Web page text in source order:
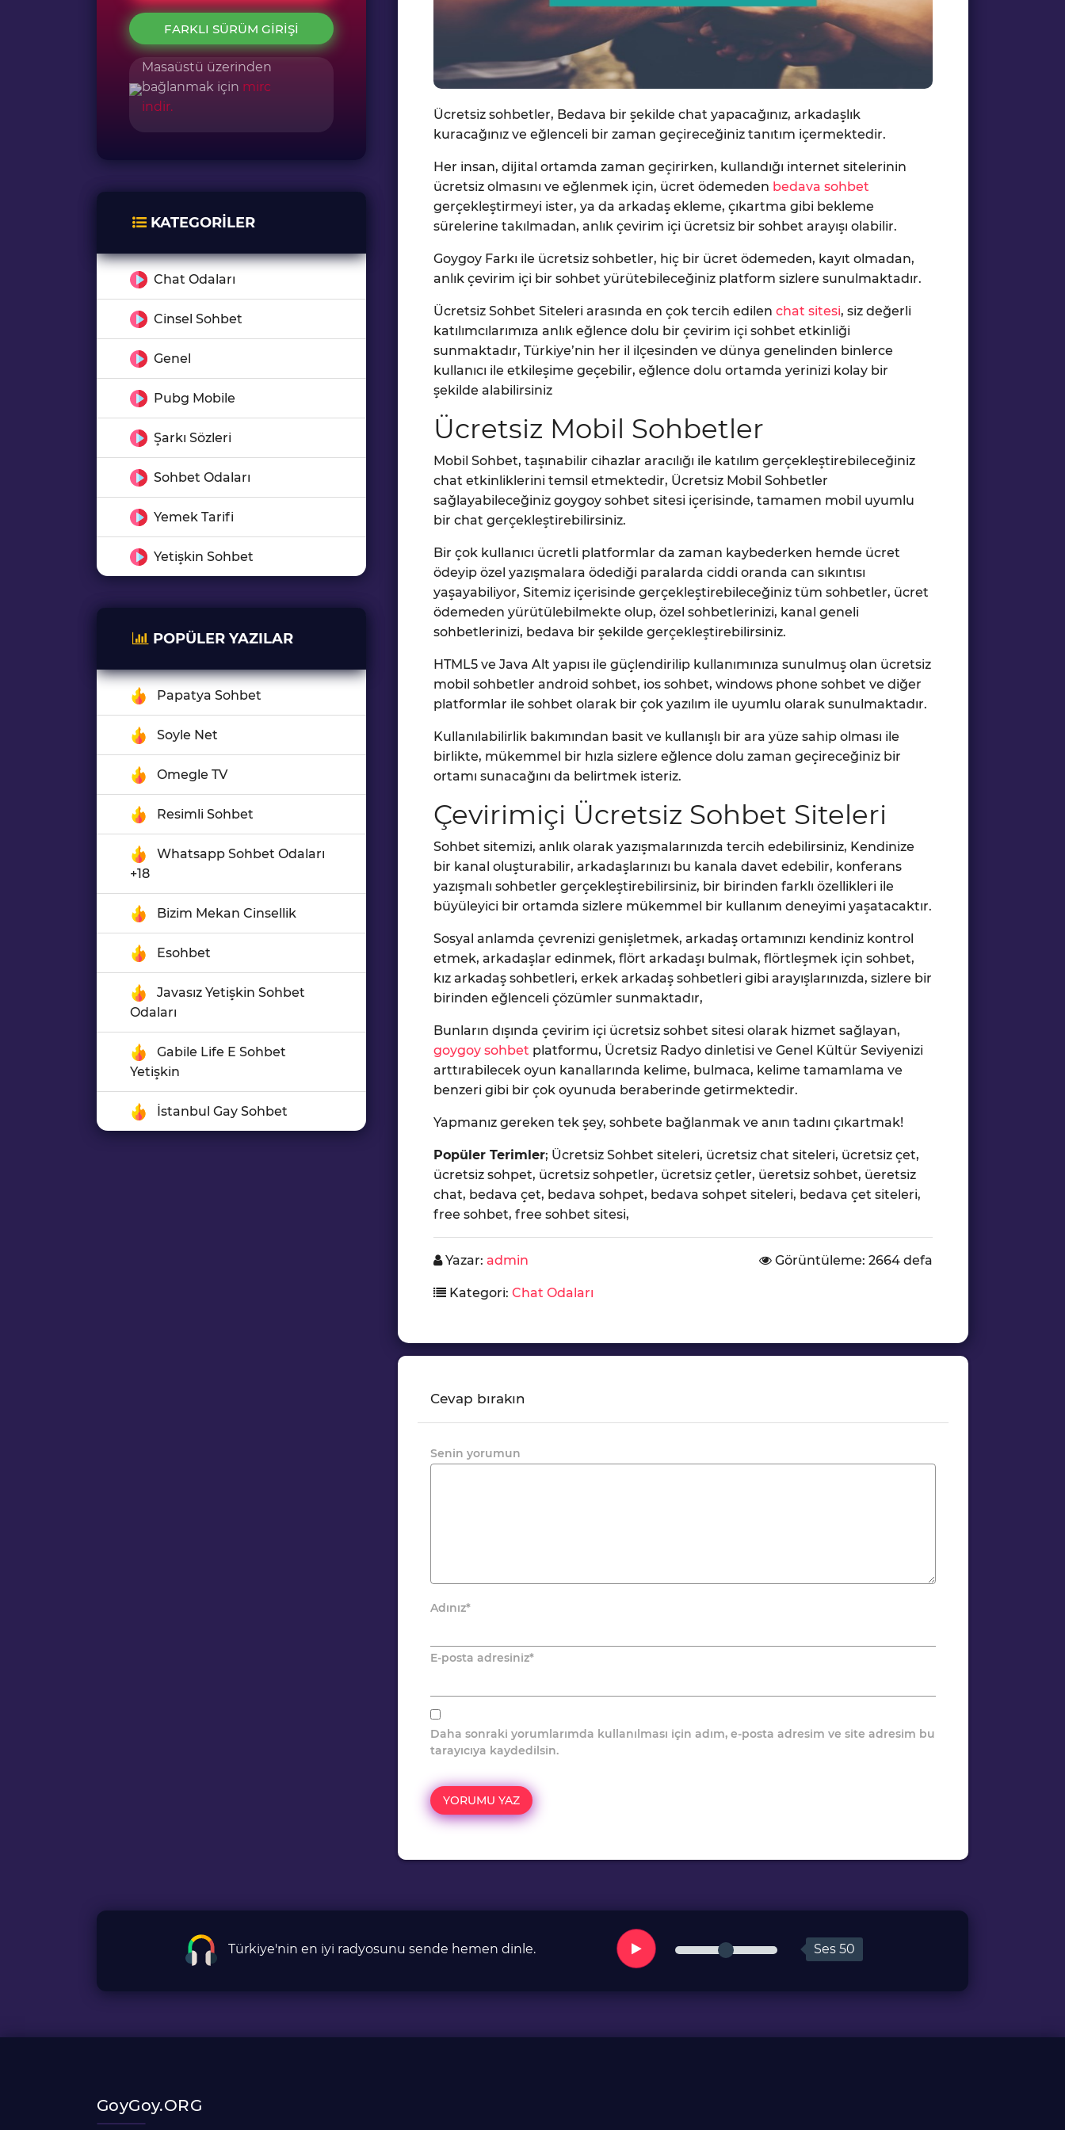
FARKLI SÜRÜM GIRIŞI
Masaüstü üzerinden
bağlanmak için mirc
indir.
KATEGORILER
Chat Odaları
Cinsel Sohbet
Genel
Pubg Mobile
Şarkı Sözleri
Sohbet Odaları
Yemek Tarifi
Yetişkin Sohbet
POPÜLER YAZILAR
Papatya Sohbet
Soyle Net
Omegle TV
Resimli Sohbet
Whatsapp Sohbet Odaları
+18
Bizim Mekan Cinsellik
Esohbet
Javasız Yetişkin Sohbet
Odaları
Gabile Life E Sohbet
Yetişkin
İstanbul Gay Sohbet
Ücretsiz sohbetler, Bedava bir şekilde chat yapacağınız, arkadaşlık
kuracağınız ve eğlenceli bir zaman geçireceğiniz tanıtım içermektedir.
Her insan, dijital ortamda zaman geçirirken, kullandığı internet sitelerinin
ücretsiz olmasını ve eğlenmek için, ücret ödemeden bedava sohbet
gerçekleştirmeyi ister, ya da arkadaş ekleme, çıkartma gibi bekleme
sürelerine takılmadan, anlık çevirim içi ücretsiz bir sohbet arayışı olabilir.
Goygoy Farkı ile ücretsiz sohbetler, hiç bir ücret ödemeden, kayıt olmadan,
anlık çevirim içi bir sohbet yürütebileceğiniz platform sizlere sunulmaktadır.
Ücretsiz Sohbet Siteleri arasında en çok tercih edilen chat sitesi, siz değerli
katılımcılarımıza anlık eğlence dolu bir çevirim içi sohbet etkinliği
sunmaktadır, Türkiye’nin her il ilçesinden ve dünya genelinden binlerce
kullanıcı ile etkileşime geçebilir, eğlence dolu ortamda yerinizi kolay bir
şekilde alabilirsiniz
Ücretsiz Mobil Sohbetler
Mobil Sohbet, taşınabilir cihazlar aracılığı ile katılım gerçekleştirebileceğiniz
chat etkinliklerini temsil etmektedir, Ücretsiz Mobil Sohbetler
sağlayabileceğiniz goygoy sohbet sitesi içerisinde, tamamen mobil uyumlu
bir chat gerçekleştirebilirsiniz.
Bir çok kullanıcı ücretli platformlar da zaman kaybederken hemde ücret
ödeyip özel yazışmalara ödediği paralarda ciddi oranda can sıkıntısı
yaşayabiliyor, Sitemiz içerisinde gerçekleştirebileceğiniz tüm sohbetler, ücret
ödemeden yürütülebilmekte olup, özel sohbetlerinizi, kanal geneli
sohbetlerinizi, bedava bir şekilde gerçekleştirebilirsiniz.
HTML5 ve Java Alt yapısı ile güçlendirilip kullanımınıza sunulmuş olan ücretsiz
mobil sohbetler android sohbet, ios sohbet, windows phone sohbet ve diğer
platformlar ile sohbet olarak bir çok yazılım ile uyumlu olarak sunulmaktadır.
Kullanılabilirlik bakımından basit ve kullanışlı bir ara yüze sahip olması ile
birlikte, mükemmel bir hızla sizlere eğlence dolu zaman geçireceğiniz bir
ortamı sunacağını da belirtmek isteriz.
Çevirimiçi Ücretsiz Sohbet Siteleri
Sohbet sitemizi, anlık olarak yazışmalarınızda tercih edebilirsiniz, Kendinize
bir kanal oluşturabilir, arkadaşlarınızı bu kanala davet edebilir, konferans
yazışmalı sohbetler gerçekleştirebilirsiniz, bir birinden farklı özellikleri ile
büyüleyici bir ortamda sizlere mükemmel bir kullanım deneyimi yaşatacaktır.
Sosyal anlamda çevrenizi genişletmek, arkadaş ortamınızı kendiniz kontrol
etmek, arkadaşlar edinmek, flört arkadaşı bulmak, flörtleşmek için sohbet,
kız arkadaş sohbetleri, erkek arkadaş sohbetleri gibi arayışlarınızda, sizlere bir
birinden eğlenceli çözümler sunmaktadır,
Bunların dışında çevirim içi ücretsiz sohbet sitesi olarak hizmet sağlayan,
goygoy sohbet platformu, Ücretsiz Radyo dinletisi ve Genel Kültür Seviyenizi
arttırabilecek oyun kanallarında kelime, bulmaca, kelime tamamlama ve
benzeri gibi bir çok oyunuda beraberinde getirmektedir.
Yapmanız gereken tek şey, sohbete bağlanmak ve anın tadını çıkartmak!
Popüler Terimler; Ücretsiz Sohbet siteleri, ücretsiz chat siteleri, ücretsiz çet,
ücretsiz sohpet, ücretsiz sohpetler, ücretsiz çetler, üeretsiz sohbet, üeretsiz
chat, bedava çet, bedava sohpet, bedava sohpet siteleri, bedava çet siteleri,
free sohbet, free sohbet sitesi,
Yazar: admin Görüntüleme: 2664 defa
Kategori: Chat Odaları
Cevap bırakın
Senin yorumun
Adınız*
E-posta adresiniz*
Daha sonraki yorumlarımda kullanılması için adım, e-posta adresim ve site adresim bu
tarayıcıya kaydedilsin.
Türkiye'nin en iyi radyosunu sende hemen dinle. Ses 50
GoyGoy.ORG